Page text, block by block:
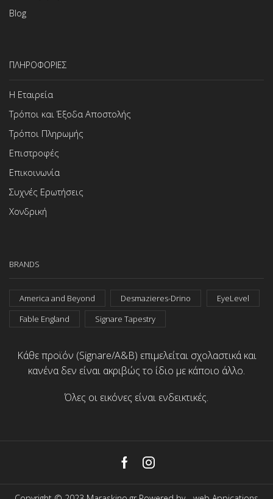
Blog
ΠΛΗΡΟΦΟΡΙΕΣ
Η Εταιρεία
Τρόποι και Έξοδα Αποστολής
Τρόποι Πληρωμής
Επιστροφές
Επικοινωνία
Συχνές Ερωτήσεις
Χονδρική
BRANDS
America and Beyond Desmazieres-Drino
EyeLevel
Fable England
Signare Tapestry
Κάθε προϊόν (Signare/A&B) επιμελείται σχολαστικά και
κανένα δεν είναι ακριβώς το ίδιο με κάποιο άλλο.
Όλες οι εικόνες είναι ενδεικτικές.
FacebookInstagram